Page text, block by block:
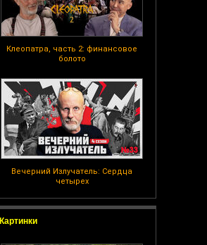
Клеопатра, часть 2: финансовое
болото
Вечерний Излучатель: Сердца
четырех
Картинки